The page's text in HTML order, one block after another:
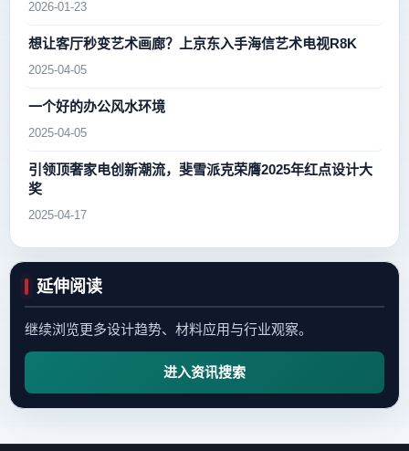
2026-01-23
想让客厅秒变艺术画廊？上京东入手海信艺术电视R8K
2025-04-05
一个好的办公风水环境
2025-04-05
引领顶奢家电创新潮流，斐雪派克荣膺2025年红点设计大
奖
2025-04-17
延伸阅读
继续浏览更多设计趋势、材料应用与行业观察。
进入资讯搜索